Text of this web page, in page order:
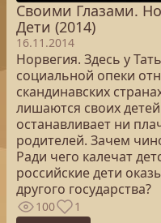
Своими Глазами.
Дети (2014)
16.11.2014
Норвегия. Здесь у
социальной опеки
скандинавских
лишаются своих
останавливает ни
родителей. Зачем
Ради чего калечат
российские дети
другого государства?
100 1